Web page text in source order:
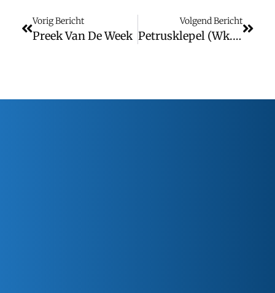
Vorig Bericht
Preek Van De Week
Volgend Bericht
Petrusklepel (wk. 34)